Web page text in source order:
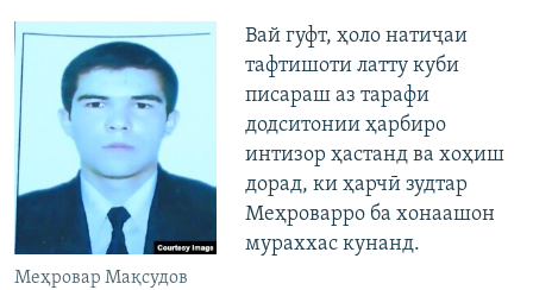
Меҳровар Мақсудов
Вай гуфт, ҳоло натиҷаи
тафтишоти латту куби
писараш аз тарафи
додситонии ҳарбиро
интизор ҳастанд ва хоҳиш
дорад, ки ҳарчӣ зудтар
Меҳроварро ба хонаашон
мураххас кунанд.